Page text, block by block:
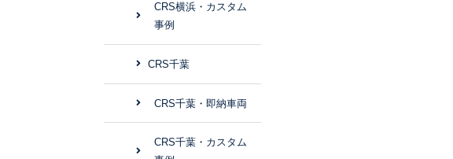
CRS横浜・カスタム
事例
CRS千葉
CRS千葉・即納車両
CRS千葉・カスタム